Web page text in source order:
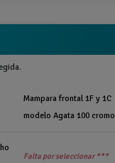
Mampara frontal 1F y 1C
modelo Agata 100 cromo
Falta por seleccionar ***